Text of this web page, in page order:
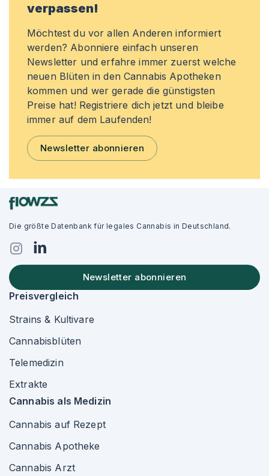
verpassen!
Möchtest du vor allen Anderen informiert
werden? Abonniere einfach unseren
Newsletter und erfahre immer zuerst welche
neuen Blüten in den Cannabis Apotheken
kommen und wer gerade die günstigsten
Preise hat! Registriere dich jetzt und bleibe
immer auf dem Laufenden!
Newsletter abonnieren
Die größte Datenbank für legales Cannabis in Deutschland.
Newsletter abonnieren
Preisvergleich
Strains & Kultivare
Cannabisblüten
Telemedizin
Extrakte
Cannabis als Medizin
Cannabis auf Rezept
Cannabis Apotheke
Cannabis Arzt